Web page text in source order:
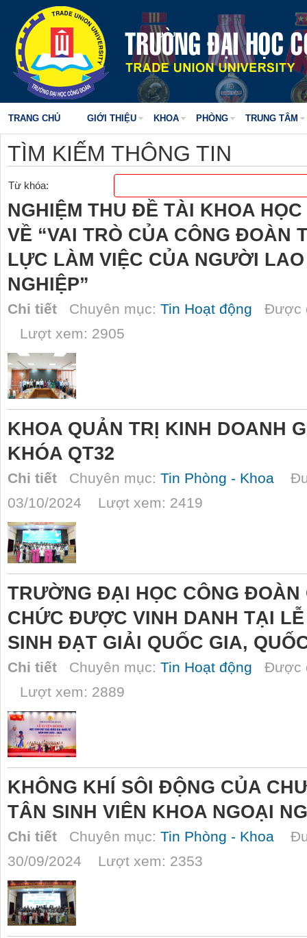
TRANG CHỦ GIỚI THIỆU KHOA PHÒNG TRUNG TÂM
TÌM KIẾM THÔNG TIN
Từ khóa:
NGHIỆM THU ĐỀ TÀI KHOA
VỀ “VAI TRÒ CỦA CÔNG ĐOÀN
LỰC LÀM VIỆC CỦA NGƯỜI
NGHIỆP”
Chi tiết Chuyên mục: Tin Hoạt động Được
Lượt xem: 2905
KHOA QUẢN TRỊ KINH DOANH
KHÓA QT32
Chi tiết Chuyên mục: Tin Phòng - Khoa
03/10/2024 Lượt xem: 2419
TRƯỜNG ĐẠI HỌC CÔNG ĐOÀN
CHỨC ĐƯỢC VINH DANH TẠI
SINH ĐẠT GIẢI QUỐC GIA,
Chi tiết Chuyên mục: Tin Hoạt động Được
Lượt xem: 2889
KHÔNG KHÍ SÔI ĐỘNG CỦA
TÂN SINH VIÊN KHOA NGOẠI
Chi tiết Chuyên mục: Tin Phòng - Khoa
30/09/2024 Lượt xem: 2353